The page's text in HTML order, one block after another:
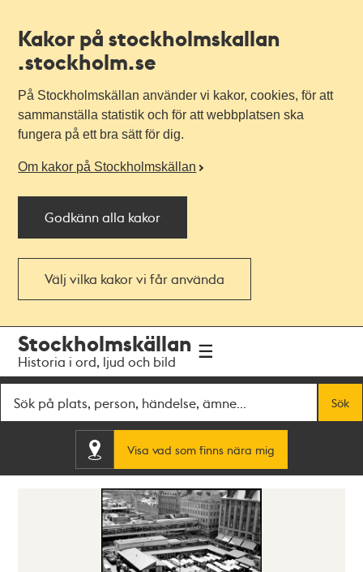
Kakor på stockholmskallan
.stockholm.se
På Stockholmskällan använder vi kakor, cookies, för att
sammanställa statistik och för att webbplatsen ska
fungera på ett bra sätt för dig.
Om kakor på Stockholmskällan
Godkänn alla kakor
Välj vilka kakor vi får använda
navigationen
huvudinnehållet
Stockholmskällan
Historia i ord, ljud och bild
Sök
Visa vad som finns nära mig